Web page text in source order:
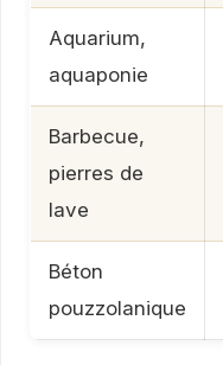
Aquarium,
aquaponie
Barbecue,
pierres de
lave
Béton
pouzzolanique